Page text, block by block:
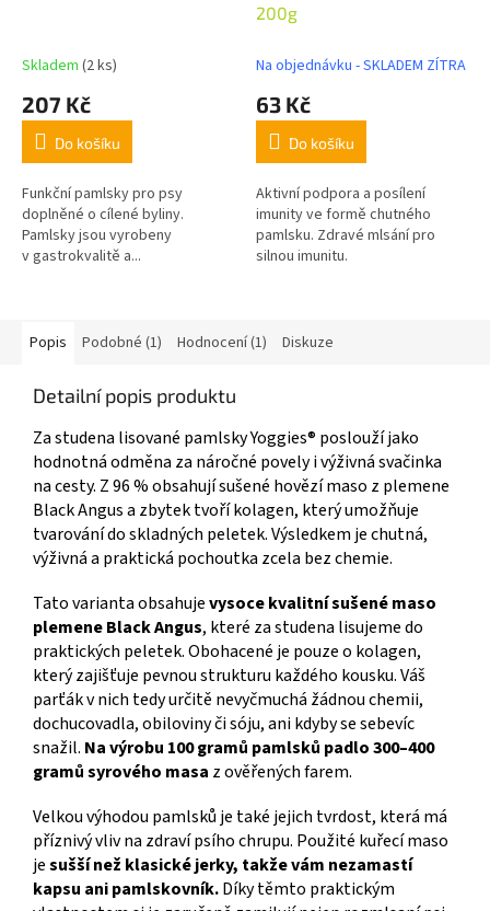
Skladem (2 ks)
207 Kč
Do košíku
Funkční pamlsky pro psy
doplněné o cílené byliny.
Pamlsky jsou vyrobeny
v gastrokvalitě a...
200g
Na objednávku - SKLADEM ZÍTRA
63 Kč
Do košíku
Aktivní podpora a posílení
imunity ve formě chutného
pamlsku. Zdravé mlsání pro
silnou imunitu.
Popis Podobné (1) Hodnocení (1) Diskuze
Detailní popis produktu
Za studena lisované pamlsky Yoggies® poslouží jako
hodnotná odměna za náročné povely i výživná svačinka
na cesty. Z 96 % obsahují sušené hovězí maso z plemene
Black Angus a zbytek tvoří kolagen, který umožňuje
tvarování do skladných peletek. Výsledkem je chutná,
výživná a praktická pochoutka zcela bez chemie.
Tato varianta obsahujevysoce kvalitní sušené maso
plemene Black Angus, které za studena lisujeme do
praktických peletek. Obohacené je pouze o kolagen,
který zajišťuje pevnou strukturu každého kousku. Váš
parťák v nich tedy určitě nevyčmuchá žádnou chemii,
dochucovadla, obiloviny či sóju, ani kdyby se sebevíc
snažil. Na výrobu 100 gramů pamlsků padlo 300–400
gramů syrového masa z ověřených farem.
Velkou výhodou pamlsků je také jejich tvrdost, která má
příznivý vliv na zdraví psího chrupu. Použité kuřecí maso
jesušší než klasické jerky, takže vám nezamastí
kapsu ani pamlskovník.Díky těmto praktickým